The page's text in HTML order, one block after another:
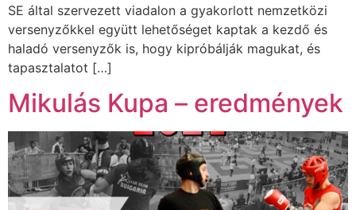
SE által szervezett viadalon a gyakorlott nemzetközi
versenyzőkkel együtt lehetőséget kaptak a kezdő és
haladó versenyzők is, hogy kipróbálják magukat, és
tapasztalatot […]
Mikulás Kupa – eredmények